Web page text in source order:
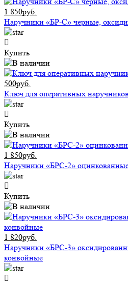
1 850руб.
Наручники «БР-С» черные,
Купить
500руб.
Ключ для оперативных
Купить
1 850руб.
Наручники «БРС-2»
Купить
1 820руб.
Наручники «БРС-3»
конвойные